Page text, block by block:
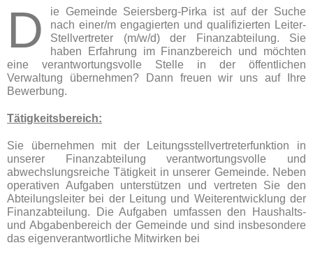
D
ie Gemeinde Seiersberg-Pirka ist auf der Suche
nach einer/m engagierten und qualifizierten Leiter-
Stellvertreter (m/w/d) der Finanzabteilung. Sie
haben Erfahrung im Finanzbereich und möchten
eine verantwortungsvolle Stelle in der öffentlichen
Verwaltung übernehmen? Dann freuen wir uns auf Ihre
Bewerbung.
Tätigkeitsbereich:
Sie übernehmen mit der Leitungsstellvertreterfunktion in
unserer Finanzabteilung verantwortungsvolle und
abwechslungsreiche Tätigkeit in unserer Gemeinde. Neben
operativen Aufgaben unterstützen und vertreten Sie den
Abteilungsleiter bei der Leitung und Weiterentwicklung der
Finanzabteilung. Die Aufgaben umfassen den Haushalts-
und Abgabenbereich der Gemeinde und sind insbesondere
das eigenverantwortliche Mitwirken bei